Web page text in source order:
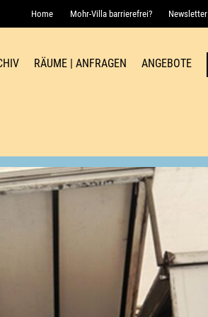
Home Mohr-Villa barrierefrei? Newsletter
RÄUME | ANFRAGEN ANGEBOTE